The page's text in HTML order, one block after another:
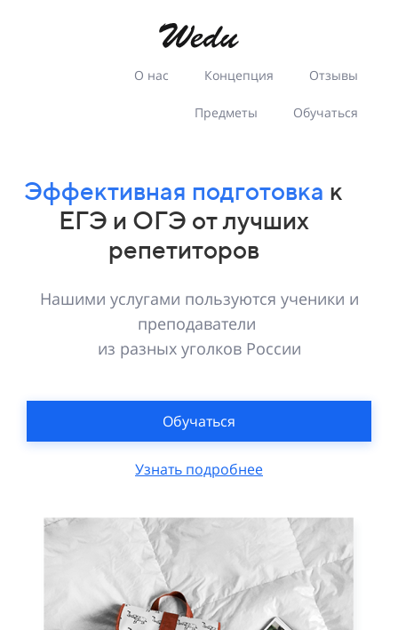
О нас Концепция Отзывы
Предметы Обучаться
Эффективная подготовка к
ЕГЭ и ОГЭ от лучших
репетиторов
Нашими услугами пользуются ученики и
преподаватели
из разных уголков России
Обучаться
Узнать подробнее